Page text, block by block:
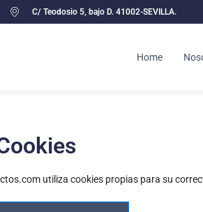
C/ Teodosio 5, bajo D. 41002-SEVILLA.
Home
utiliza cookies propias para su